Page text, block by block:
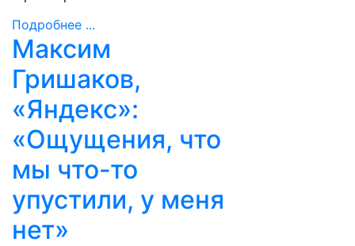
Подробнее ...
Максим
Гришаков,
«Яндекс»:
«Ощущения, что
мы что-то
упустили, у меня
нет»